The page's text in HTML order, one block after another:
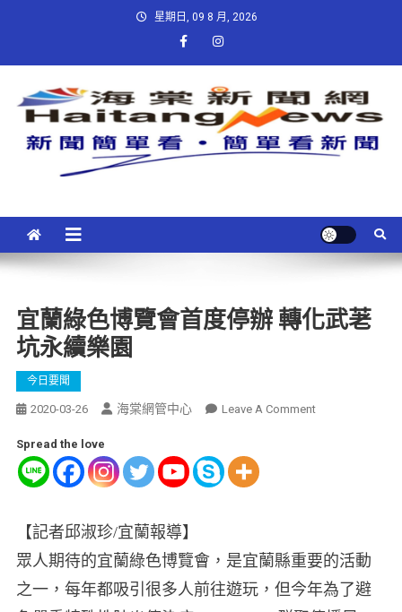
星期日, 09 8 月, 2026
宜蘭綠色博覽會首度停辦 轉化武荖
坑永續樂園
今日要聞
2020-03-26 海棠網管中心 Leave A Comment
Spread the love
【記者邱淑珍/宜蘭報導】
眾人期待的宜蘭綠色博覽會，是宜蘭縣重要的活動
之一，每年都吸引很多人前往遊玩，但今年為了避